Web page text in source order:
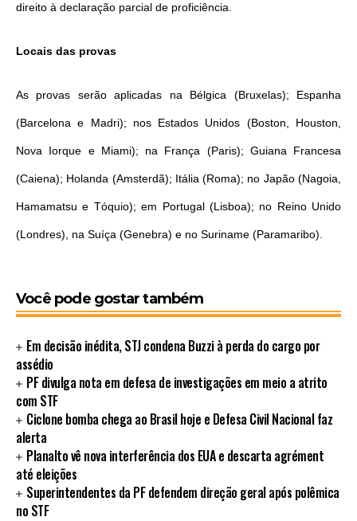
direito à declaração parcial de proficiência.
Locais das provas
As provas serão aplicadas na Bélgica (Bruxelas); Espanha
(Barcelona e Madri); nos Estados Unidos (Boston, Houston,
Nova Iorque e Miami); na França (Paris); Guiana Francesa
(Caiena); Holanda (Amsterdã); Itália (Roma); no Japão (Nagoia,
Hamamatsu e Tóquio); em Portugal (Lisboa); no Reino Unido
(Londres), na Suíça (Genebra) e no Suriname (Paramaribo).
Você pode gostar também
Em decisão inédita, STJ condena Buzzi à perda do cargo por
assédio
PF divulga nota em defesa de investigações em meio a atrito
com STF
Ciclone bomba chega ao Brasil hoje e Defesa Civil Nacional faz
alerta
Planalto vê nova interferência dos EUA e descarta agrément
até eleições
Superintendentes da PF defendem direção geral após polêmica
no STF